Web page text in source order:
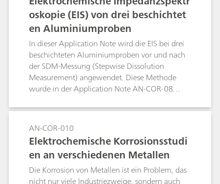
oskopie (EIS) von drei beschichtet
en Aluminiumproben
In dieser Application Note wird die EIS bei drei
beschichteten Aluminiumproben vor und nach
der SDM-Messung (Stepwise Dissolution
Measurement) angewendet. Diese Methode
wurde in der Application Note AN-COR-08
AN-COR-010
Elektrochemische Korrosionsstudi
en an verschiedenen Metallen
Die Korrosion von Metallen ist ein Problem, das
nicht nur viele Industriezweige, sondern auch